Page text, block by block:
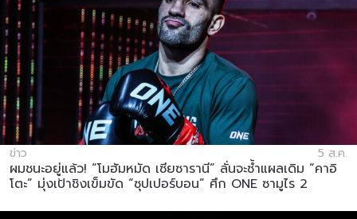
ข่าว 5 ส.ค.
ผมชนะอยู่แล้ว! “โมฮัมหมัด เซียซารานี” ลั่นจะซ้ำแผลเดิม “คาอิ
โตะ” มุ่งเป้าชิงเข็มขัด “ซุปเปอร์บอน” ศึก ONE ซามูไร 2